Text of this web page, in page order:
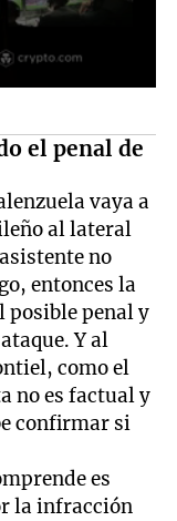
el penal de
vaya a
al lateral
no
entonces la
posible penal y
Y al
como el
no es factual y
confirmar si
es
la infracción